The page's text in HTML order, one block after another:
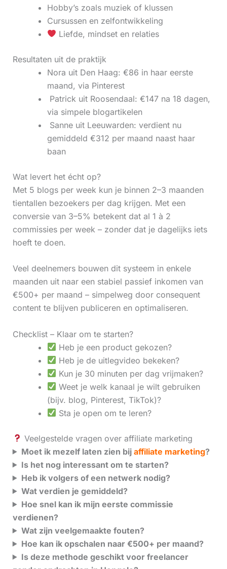
Hobby’s zoals muziek of klussen
Cursussen en zelfontwikkeling
Liefde, mindset en relaties
Resultaten uit de praktijk
Nora uit Den Haag: €86 in haar eerste
maand, via Pinterest
‍ Patrick uit Roosendaal: €147 na 18 dagen,
via simpele blogartikelen
‍ Sanne uit Leeuwarden: verdient nu
gemiddeld €312 per maand naast haar
baan
Wat levert het écht op?
Met 5 blogs per week kun je binnen 2–3 maanden
tientallen bezoekers per dag krijgen. Met een
conversie van 3–5% betekent dat al 1 à 2
commissies per week – zonder dat je dagelijks iets
hoeft te doen.
Veel deelnemers bouwen dit systeem in enkele
maanden uit naar een stabiel passief inkomen van
€500+ per maand – simpelweg door consequent
content te blijven publiceren en optimaliseren.
Checklist – Klaar om te starten?
Heb je een product gekozen?
Heb je de uitlegvideo bekeken?
Kun je 30 minuten per dag vrijmaken?
Weet je welk kanaal je wilt gebruiken
(bijv. blog, Pinterest, TikTok)?
Sta je open om te leren?
Veelgestelde vragen over affiliate marketing
Moet ik mezelf laten zien bij affiliate marketing?
Is het nog interessant om te starten?
Heb ik volgers of een netwerk nodig?
Wat verdien je gemiddeld?
Hoe snel kan ik mijn eerste commissie
verdienen?
Wat zijn veelgemaakte fouten?
Hoe kan ik opschalen naar €500+ per maand?
Is deze methode geschikt voor freelancer